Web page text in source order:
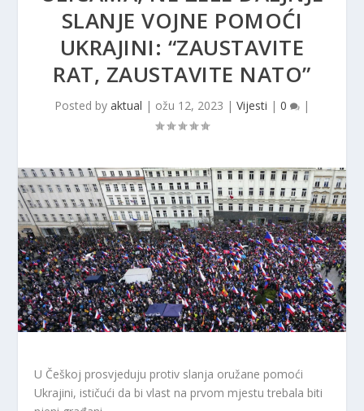
SLANJE VOJNE POMOĆI
UKRAJINI: “ZAUSTAVITE
RAT, ZAUSTAVITE NATO”
Posted by aktual | ožu 12, 2023 | Vijesti | 0 |
U Češkoj prosvjeduju protiv slanja oružane pomoći
Ukrajini, ističući da bi vlast na prvom mjestu trebala biti